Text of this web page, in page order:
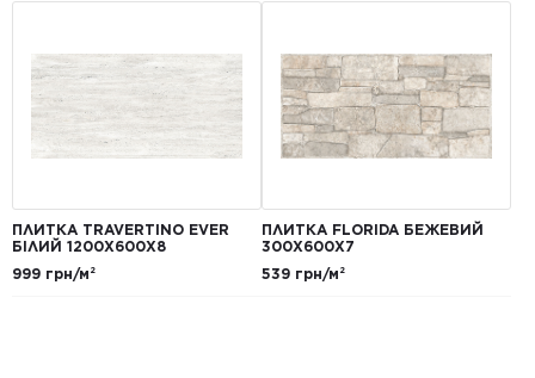
ПЛИТКА TRAVERTINO EVER
БІЛИЙ 1200Х600Х8
999 грн/м²
ПЛИТКА FLORIDA БЕЖЕВИЙ
300Х600Х7
539 грн/м²